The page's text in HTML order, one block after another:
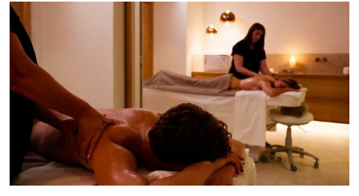
Má réservation
Se connecter Créer un compte
Location/nom de l'hôtel